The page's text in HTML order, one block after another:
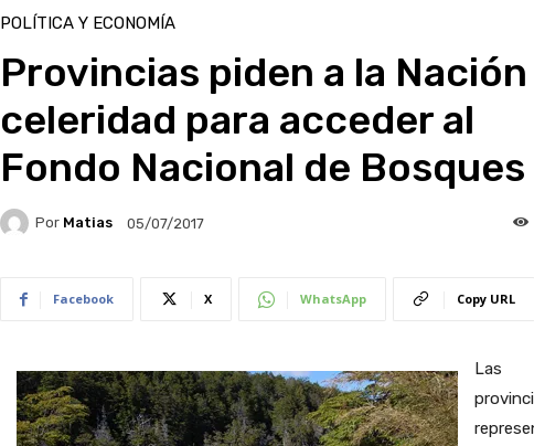
POLÍTICA Y ECONOMÍA
Provincias piden a la Nación
celeridad para acceder al
Fondo Nacional de Bosques
Por Matias 05/07/2017
Facebook X WhatsApp Copy URL
Las